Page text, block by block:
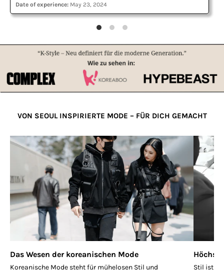
Date of experience: May 23, 2024
VON SEOUL INSPIRIERTE MODE – FÜR DICH GEMACHT
Das Wesen der koreanischen Mode
Koreanische Mode steht für mühelosen Stil und
Stil ist